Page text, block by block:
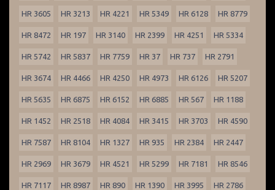
HR 3605 HR 3213 HR 4221 HR 5349 HR 6128 HR 8779
HR 8472 HR 197 HR 3140 HR 2399 HR 4251 HR 5334
HR 5742 HR 5837 HR 7759 HR 37 HR 737 HR 2791
HR 3674 HR 4466 HR 4250 HR 4973 HR 6126 HR 5207
HR 5635 HR 6875 HR 6152 HR 6885 HR 567 HR 1188
HR 1452 HR 2518 HR 4084 HR 3415 HR 3703 HR 4590
HR 7587 HR 8104 HR 1327 HR 935 HR 2384 HR 2447
HR 2969 HR 3679 HR 4521 HR 5299 HR 7181 HR 8546
HR 7117 HR 8987 HR 890 HR 1390 HR 3995 HR 2786